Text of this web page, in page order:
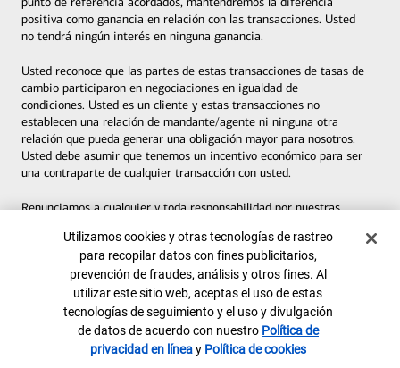
positiva como ganancia en relación con las transacciones. Usted
no tendrá ningún interés en ninguna ganancia.
Usted reconoce que las partes de estas transacciones de tasas de
cambio participaron en negociaciones en igualdad de
condiciones. Usted es un cliente y estas transacciones no
establecen una relación de mandante/agente ni ninguna otra
relación que pueda generar una obligación mayor para nosotros.
Usted debe asumir que tenemos un incentivo económico para ser
una contraparte de cualquier transacción con usted.
Renunciamos a cualquier y toda responsabilidad por nuestras
indirecta o resultante y cualquier responsabilidad en caso de que
nuestras tasas de cambio sean diferentes de las tasas ofrecidas
o reportadas por terceras partes u ofrecidas por nosotros en un
momento diferente, en una ubicación diferente, por una cantidad
de transacción diferente, o que involucren un medio de pago
diferente (incluidos, entre otros, pagarés, cheques, transferencias
por cable, etc.).
Banner de Cookies
Utilizamos cookies y otras tecnologías de rastreo
para recopilar datos con fines publicitarios,
prevención de fraudes, análisis y otros fines. Al
utilizar este sitio web, aceptas el uso de estas
tecnologías de seguimiento y el uso y divulgación
de datos de acuerdo con nuestro Política de
privacidad en líneay Política de cookies